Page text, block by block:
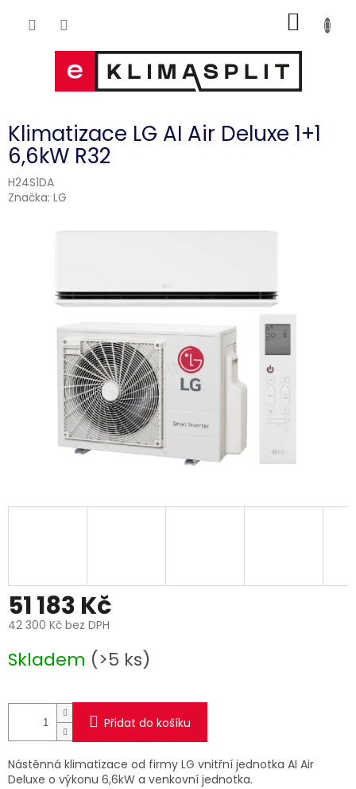
KOŠÍK
Klimatizace LG AI Air Deluxe 1+1
6,6kW R32
H24S1DA
Značka: LG
51 183 Kč
42 300 Kč bez DPH
cena:
Skladem (>5 ks)
Přidat do košíku
Nástěnná klimatizace od firmy LG vnitřní jednotka AI Air
Deluxe o výkonu 6,6kW a venkovní jednotka.